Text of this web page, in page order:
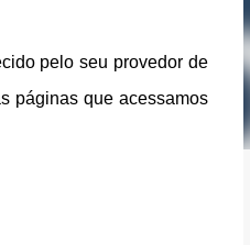
pelo seu provedor de
páginas que acessamos